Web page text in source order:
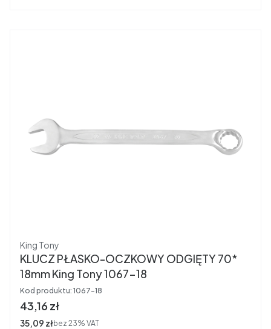
Producent
King Tony
KLUCZ PŁASKO-OCZKOWY ODGIĘTY 70*
18mm King Tony 1067-18
Kod produktu: 1067-18
Cena brutto
43,16 zł
Cena netto
35,09 złbez 23% VAT